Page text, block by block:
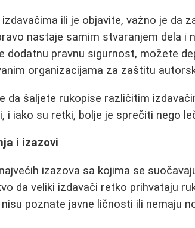
ili je objavite, važno je da
nastaje samim stvaranjem dela i
dodatnu pravnu sigurnost, možete
organizacijama za zaštitu
da šaljete rukopise različitim
i iako su retki, bolje je sprečiti nego
i izazovi
izazova sa kojima se
da veliki izdavači retko prihvataju
poznate javne ličnosti ili nemaju